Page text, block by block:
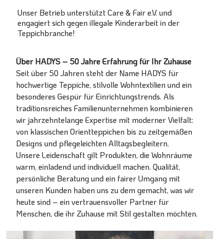
Unser Betrieb unterstützt Care & Fair e.V. und
engagiert sich gegen illegale Kinderarbeit in der
Teppichbranche!
Über HADYS – 50 Jahre Erfahrung für Ihr Zuhause
Seit über 50 Jahren steht der Name HADYS für
hochwertige Teppiche, stilvolle Wohntextilien und ein
besonderes Gespür für Einrichtungstrends. Als
traditionsreiches Familienunternehmen kombinieren
wir jahrzehntelange Expertise mit moderner Vielfalt:
von klassischen Orientteppichen bis zu zeitgemäßen
Designs und pflegeleichten Alltagsbegleitern.
Unsere Leidenschaft gilt Produkten, die Wohnräume
warm, einladend und individuell machen. Qualität,
persönliche Beratung und ein fairer Umgang mit
unseren Kunden haben uns zu dem gemacht, was wir
heute sind – ein vertrauensvoller Partner für
Menschen, die ihr Zuhause mit Stil gestalten möchten.